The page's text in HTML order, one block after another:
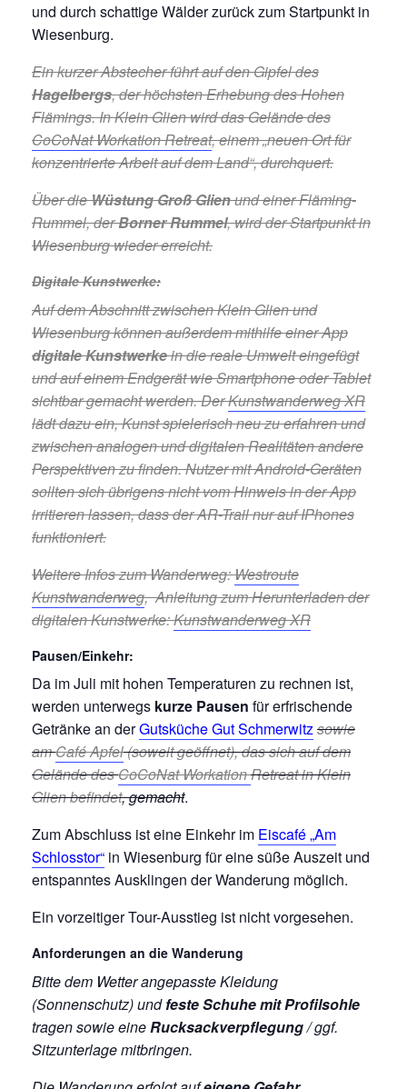
und durch schattige Wälder zurück zum Startpunkt in
Wiesenburg.
Ein kurzer Abstecher führt auf den Gipfel des
Hagelbergs, der höchsten Erhebung des Hohen
Flämings. In Klein Glien wird das Gelände des
CoCoNat Workation Retreat, einem „neuen Ort für
konzentrierte Arbeit auf dem Land“, durchquert.
Über dieWüstung Groß Glienund einer Fläming-
Rummel, derBorner Rummel, wird der Startpunkt in
Wiesenburg wieder erreicht.
Digitale Kunstwerke:
Auf dem Abschnitt zwischen Klein Glien und
Wiesenburg können außerdem mithilfe einer App
digitale Kunstwerkein die reale Umwelt eingefügt
und auf einem Endgerät wie Smartphone oder Tablet
sichtbar gemacht werden. DerKunstwanderweg XR
lädt dazu ein, Kunst spielerisch neu zu erfahren und
zwischen analogen und digitalen Realitäten andere
Perspektiven zu finden. Nutzer mit Android-Geräten
sollten sich übrigens nicht vom Hinweis in der App
irritieren lassen, dass der AR-Trail nur auf IPhones
funktioniert.
Weitere Infos zum Wanderweg:Westroute
Kunstwanderweg, Anleitung zum Herunterladen der
digitalen Kunstwerke:Kunstwanderweg XR
Pausen/Einkehr:
Da im Juli mit hohen Temperaturen zu rechnen ist,
werden unterwegs kurze Pausen für erfrischende
Getränke an derGutsküche Gut Schmerwitzsowie
amCafé Apfel(soweit geöffnet), das sich auf dem
Gelände desCoCoNat WorkationRetreat in Klein
Glien befindet, gemacht.
Zum Abschluss ist eine Einkehr im Eiscafé „Am
Schlosstor“ in Wiesenburg für eine süße Auszeit und
entspanntes Ausklingen der Wanderung möglich.
Ein vorzeitiger Tour-Ausstieg ist nicht vorgesehen.
Anforderungen an die Wanderung
Bitte dem Wetter angepasste Kleidung
(Sonnenschutz) undfeste Schuhe mit Profilsohle
tragen sowie eine Rucksackverpflegung/ ggf.
Sitzunterlage mitbringen.